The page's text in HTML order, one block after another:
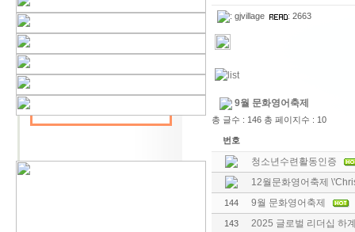
: gjvillage : 2663
9월 문화영어축제
총 글수 : 146 총 페이지수 : 10
번호
청소년수련활동인증
12월문화영어축제
144 9월 문화영어축제
143 2025 글로벌 리더십 하